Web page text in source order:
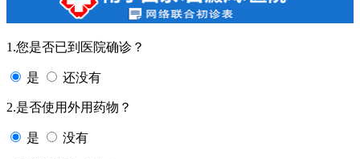
1.您是否已到医院确诊？
是 还没有
2.是否使用外用药物？
是 没有